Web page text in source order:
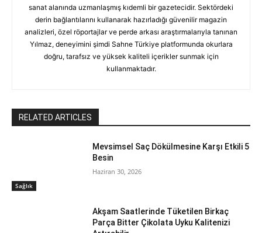
sanat alanında uzmanlaşmış kıdemli bir gazetecidir. Sektördeki
derin bağlantılarını kullanarak hazırladığı güvenilir magazin
analizleri, özel röportajlar ve perde arkası araştırmalarıyla tanınan
Yılmaz, deneyimini şimdi Sahne Türkiye platformunda okurlara
doğru, tarafsız ve yüksek kaliteli içerikler sunmak için
kullanmaktadır.
RELATED ARTICLES
Sağlık
Mevsimsel Saç Dökülmesine Karşı Etkili 5
Besin
Haziran 30, 2026
Akşam Saatlerinde Tüketilen Birkaç
Parça Bitter Çikolata Uyku Kalitenizi